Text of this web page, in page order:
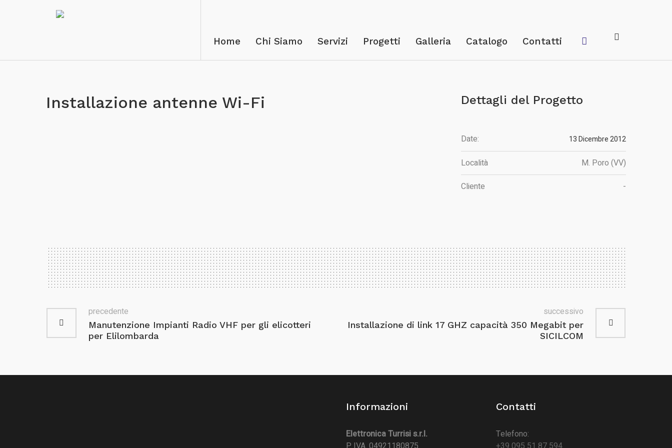
Home Chi Siamo Servizi Progetti Galleria Catalogo Contatti
Installazione antenne Wi-Fi Dettagli del Progetto
Date: 13 Dicembre 2012
Località
M. Poro (VV)
Cliente
-
Manutenzione Impianti Radio VHF per gli elicotteri
per Elilombarda
precedente
Installazione di link 17 GHZ capacità 350 Megabit per
SICILCOM
successivo
Informazioni
Elettronica Turrisi s.r.l.
Contatti
Telefono: